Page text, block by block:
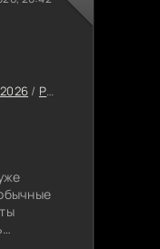
/ Русские сериалы 2026